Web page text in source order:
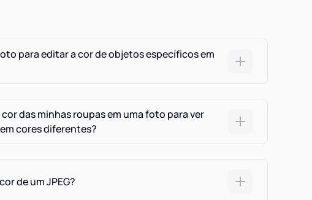
para editar a cor de objetos específicos em
das minhas roupas em uma foto para ver
cores diferentes?
de um JPEG?